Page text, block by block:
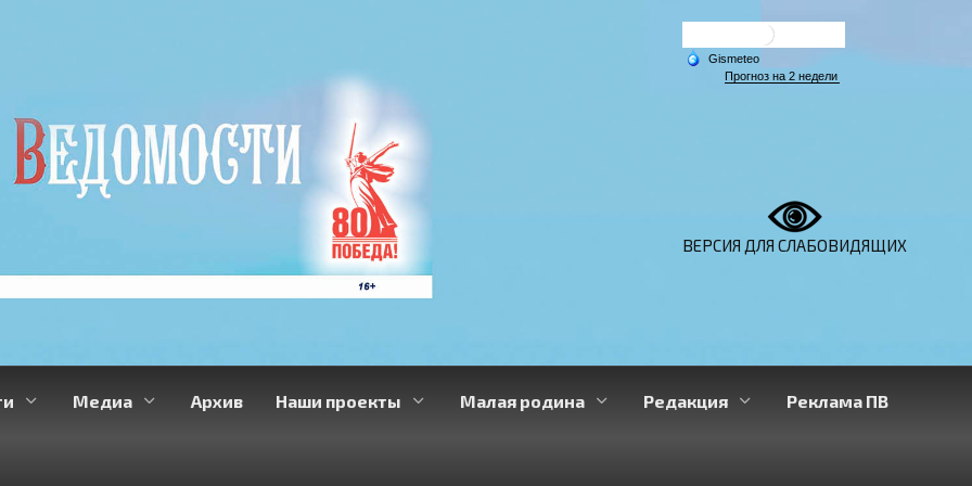
ВЕРСИЯ ДЛЯ СЛАБОВИДЯЩИХ
Медиа Архив Наши проекты Малая родина Редакция Реклама ПВ